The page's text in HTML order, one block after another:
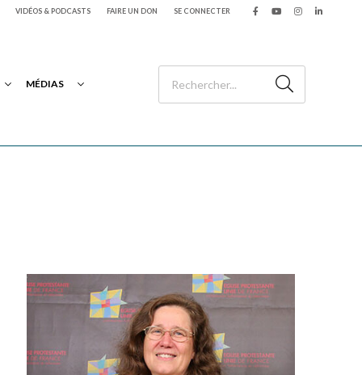
VIDÉOS & PODCASTS FAIRE UN DON SE CONNECTER
MÉDIAS